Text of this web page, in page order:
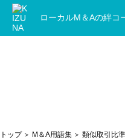
ローカルM＆Aの絆コ
トップ M＆A用語集 類似取引比